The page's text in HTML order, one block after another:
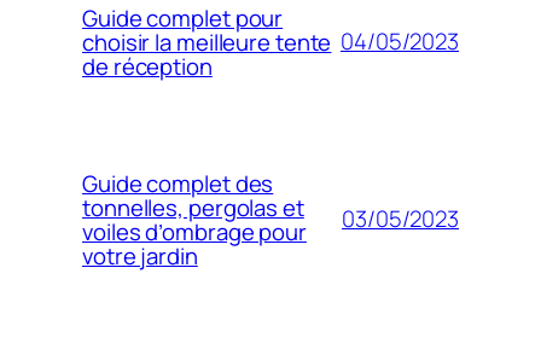
Guide complet pour
choisir la meilleure tente
de réception
04/05/2023
Guide complet des
tonnelles, pergolas et
voiles d’ombrage pour
votre jardin
03/05/2023